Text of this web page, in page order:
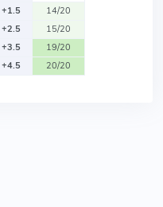
+1.5
14/20
+2.5
15/20
+3.5
19/20
+4.5
20/20